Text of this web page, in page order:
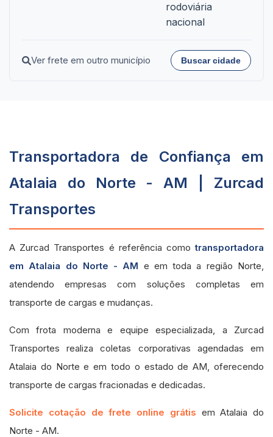
rodoviária
nacional
Ver frete em outro município Buscar cidade
Transportadora de Confiança em
Atalaia do Norte - AM | Zurcad
Transportes
A Zurcad Transportes é referência comotransportadora
em Atalaia do Norte - AM e em toda a região Norte,
atendendo empresas com soluções completas em
transporte de cargas e mudanças.
Com frota moderna e equipe especializada, a Zurcad
Transportes realiza coletas corporativas agendadas em
Atalaia do Norte e em todo o estado de AM, oferecendo
transporte de cargas fracionadas e dedicadas.
Solicite cotação de frete online grátis em Atalaia do
Norte - AM.